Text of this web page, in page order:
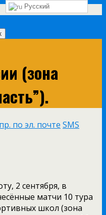
(зона
по эл. почте SMS
2 сентября, в
матчи 10 тура
школ (зона
Русский